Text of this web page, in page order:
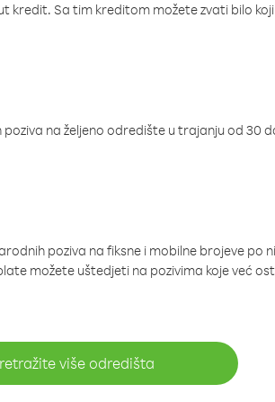
kredit. Sa tim kreditom možete zvati bilo
na željeno odredište u trajanju od 30
poziva na fiksne i mobilne brojeve po
možete uštedjeti na pozivima koje već
više odredišta